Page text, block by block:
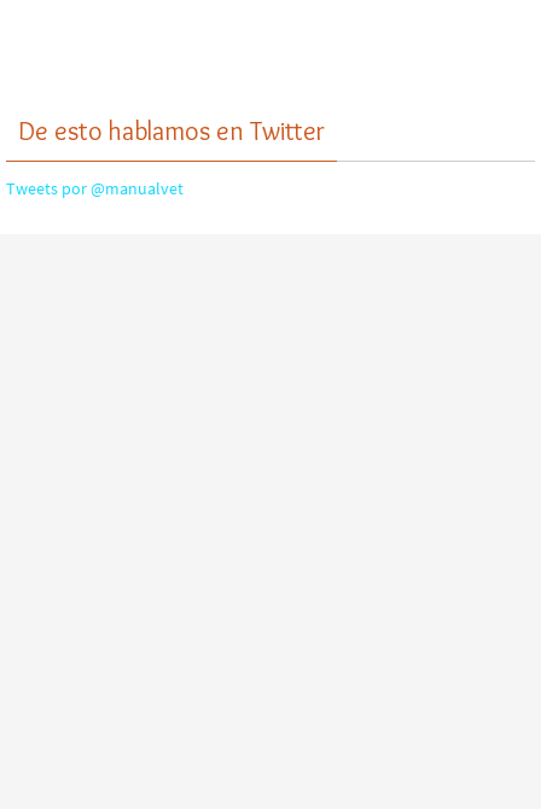
De esto hablamos en Twitter
Tweets por @manualvet